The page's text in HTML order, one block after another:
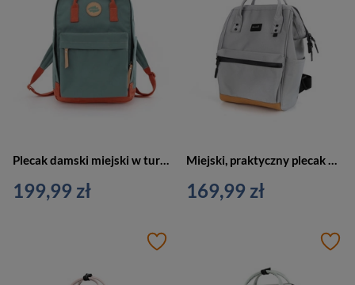
199,99 zł 169,99 zł